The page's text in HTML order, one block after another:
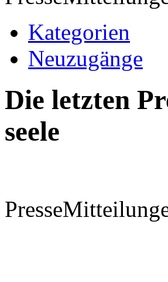
Kategorien
Neuzugänge
Die letzten
seele